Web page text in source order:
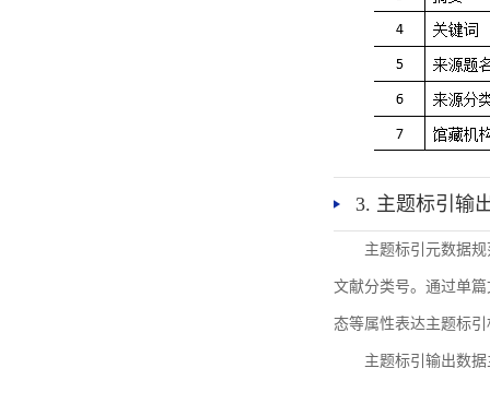
3. 主题标引输
主题标引元数据
文献分类号。通过单
态等属性表达主题标
主题标引输出数